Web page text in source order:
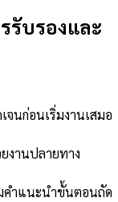
รับรองและ
จนก่อนเริ่มงานเสมอ
งานปลายทาง
คำแนะนำขั้นตอนถัด